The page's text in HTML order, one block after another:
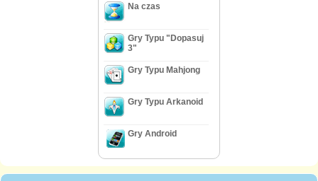
Na czas
Gry Typu "Dopasuj
3"
Gry Typu Mahjong
Gry Typu Arkanoid
Gry Android